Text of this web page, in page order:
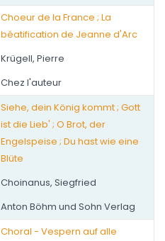
Choeur de la France ; La
béatification de Jeanne d'Arc
Krügell, Pierre
Chez l'auteur
Siehe, dein König kommt ; Gott
ist die Lieb' ; O Brot, der
Engelspeise ; Du hast wie eine
Blüte
Choinanus, Siegfried
Anton Böhm und Sohn Verlag
Choral - Vespern auf alle